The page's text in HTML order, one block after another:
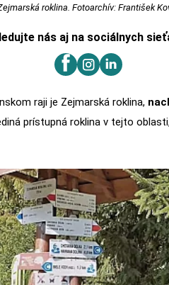
roklina. Fotoarchív: František
nás aj na sociálnych
raji je Zejmarská roklina,
prístupná roklina v tejto